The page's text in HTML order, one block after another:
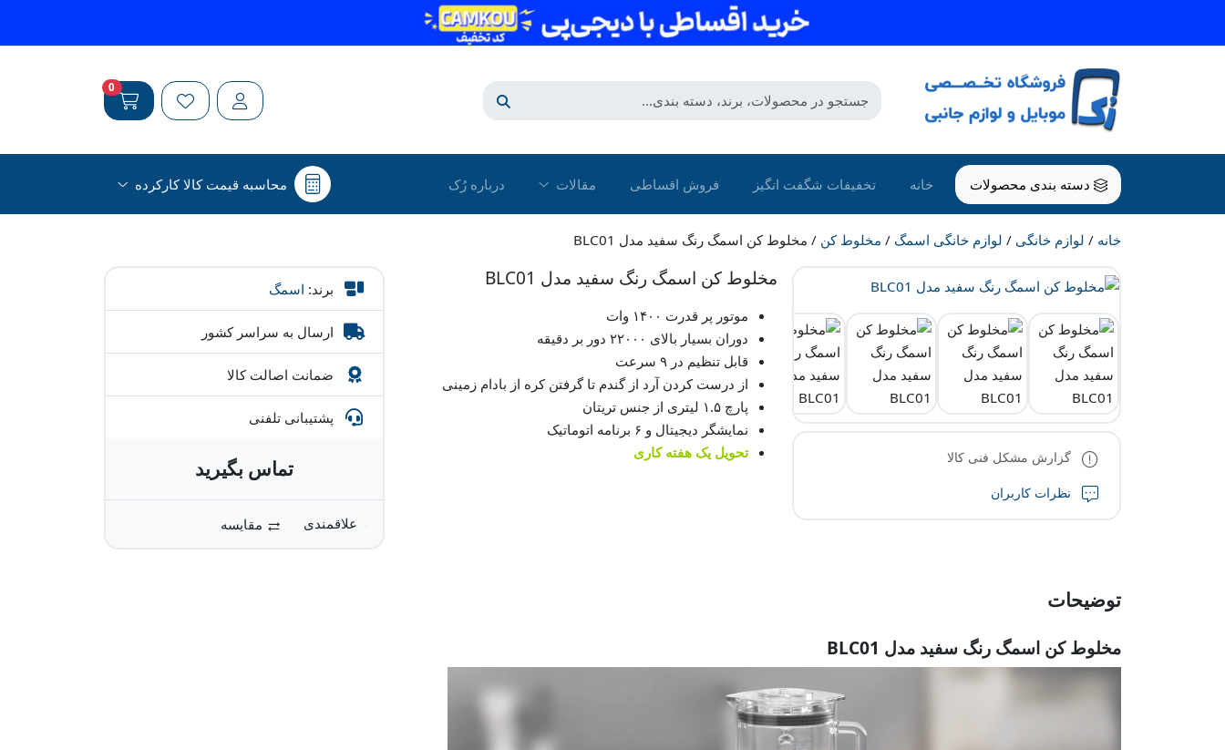
0
دسته بندی محصولات خانه تخفیفات شگفت انگیز فروش اقساطی مقالات درباره رُک‌ محاسبه قیمت کالا کارکرده
خانه / لوازم خانگی / لوازم خانگی اسمگ / مخلوط کن / مخلوط کن اسمگ رنگ سفید مدل BLC01
گزارش مشکل فنی کالا
نظرات کاربران
مخلوط کن اسمگ رنگ سفید مدل BLC01
موتور پر قدرت ۱۴۰۰ وات
دوران بسیار بالای ۲۲۰۰۰ دور بر دقیقه
قابل تنظیم در ۹ سرعت
از درست کردن آرد از گندم تا گرفتن کره از بادام زمینی
پارچ ۱.۵ لیتری از جنس تریتان
نمایشگر دیجیتال و ۶ برنامه اتوماتیک
تحویل یک هفته کاری
برند: اسمگ
ارسال به سراسر کشور
ضمانت اصالت کالا
پشتیبانی تلفنی
تماس بگیرید
مقایسه
توضیحات
مخلوط کن اسمگ رنگ سفید مدل BLC01